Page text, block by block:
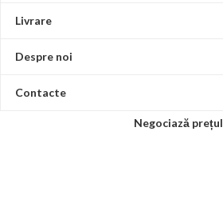
Negociază prețul
Livrare
Despre noi
Contacte